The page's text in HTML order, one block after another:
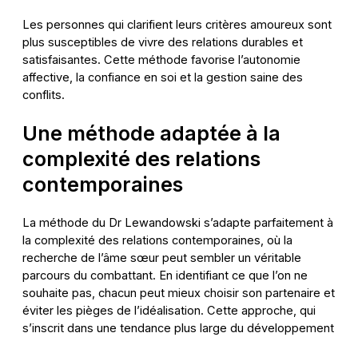
Les personnes qui clarifient leurs critères amoureux sont
plus susceptibles de vivre des relations durables et
satisfaisantes. Cette méthode favorise l’autonomie
affective, la confiance en soi et la gestion saine des
conflits.
Une méthode adaptée à la
complexité des relations
contemporaines
La méthode du Dr Lewandowski s’adapte parfaitement à
la complexité des relations contemporaines, où la
recherche de l’âme sœur peut sembler un véritable
parcours du combattant. En identifiant ce que l’on ne
souhaite pas, chacun peut mieux choisir son partenaire et
éviter les pièges de l’idéalisation. Cette approche, qui
s’inscrit dans une tendance plus large du développement